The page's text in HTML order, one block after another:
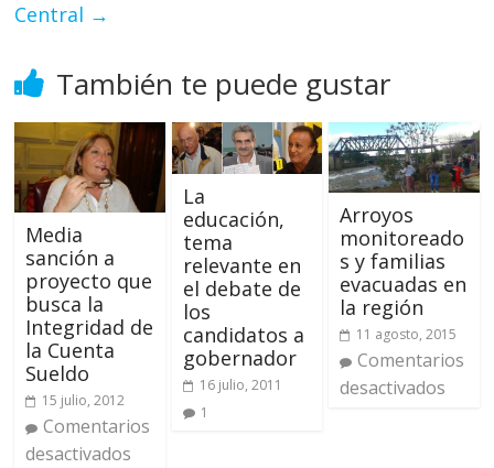
Central →
También te puede gustar
Media
sanción a
proyecto que
busca la
Integridad de
la Cuenta
Sueldo
15 julio, 2012
Comentarios
desactivados
La
educación,
tema
relevante en
el debate de
los
candidatos a
gobernador
16 julio, 2011
1
Arroyos
monitoreado
s y familias
evacuadas en
la región
11 agosto, 2015
Comentarios
desactivados